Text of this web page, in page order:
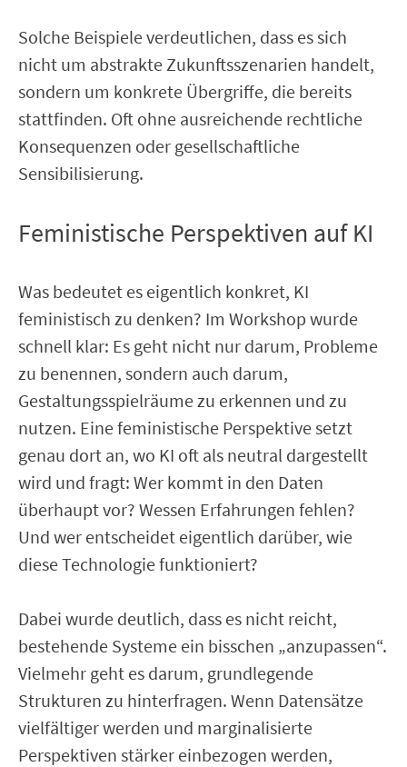
Solche Beispiele verdeutlichen, dass es sich
nicht um abstrakte Zukunftsszenarien handelt,
sondern um konkrete Übergriffe, die bereits
stattfinden. Oft ohne ausreichende rechtliche
Konsequenzen oder gesellschaftliche
Sensibilisierung.
Feministische Perspektiven auf KI
Was bedeutet es eigentlich konkret, KI
feministisch zu denken? Im Workshop wurde
schnell klar: Es geht nicht nur darum, Probleme
zu benennen, sondern auch darum,
Gestaltungsspielräume zu erkennen und zu
nutzen. Eine feministische Perspektive setzt
genau dort an, wo KI oft als neutral dargestellt
wird und fragt: Wer kommt in den Daten
überhaupt vor? Wessen Erfahrungen fehlen?
Und wer entscheidet eigentlich darüber, wie
diese Technologie funktioniert?
Dabei wurde deutlich, dass es nicht reicht,
bestehende Systeme ein bisschen „anzupassen“.
Vielmehr geht es darum, grundlegende
Strukturen zu hinterfragen. Wenn Datensätze
vielfältiger werden und marginalisierte
Perspektiven stärker einbezogen werden,